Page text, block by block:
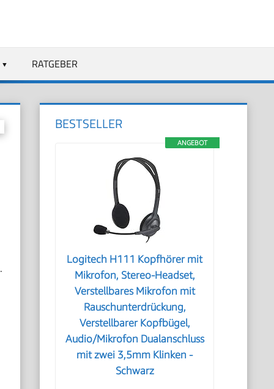
RATGEBER
BESTSELLER
ANGEBOT
Logitech H111 Kopfhörer mit
Mikrofon, Stereo-Headset,
Verstellbares Mikrofon mit
Rauschunterdrückung,
Verstellbarer Kopfbügel,
Audio/Mikrofon Dualanschluss
mit zwei 3,5mm Klinken -
Schwarz